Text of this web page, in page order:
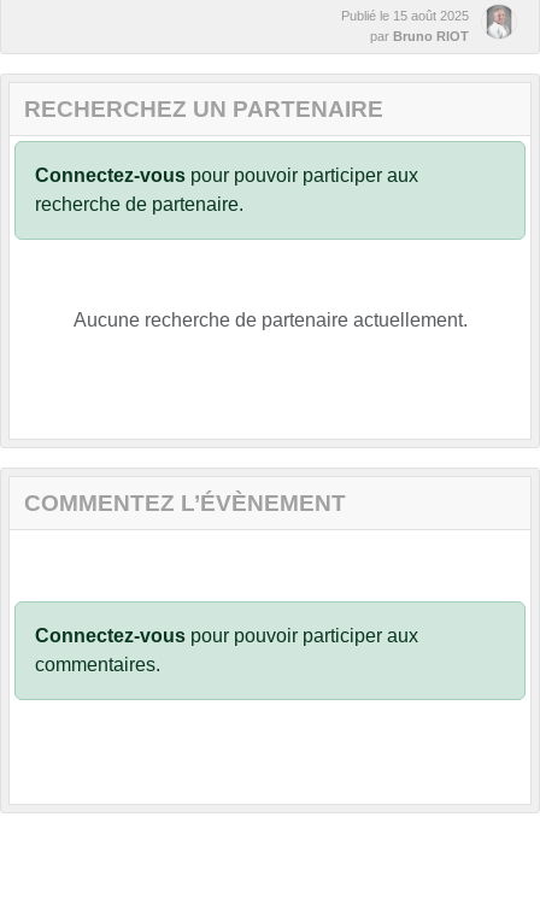
Publié le 15 août 2025
par Bruno RIOT
RECHERCHEZ UN PARTENAIRE
Connectez-vous pour pouvoir participer aux
recherche de partenaire.
Aucune recherche de partenaire actuellement.
COMMENTEZ L’ÉVÈNEMENT
Connectez-vous pour pouvoir participer aux
commentaires.